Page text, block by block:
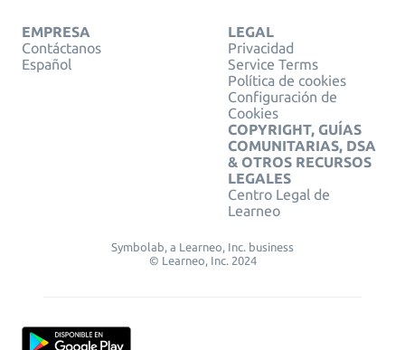
EMPRESA
Contáctanos
Español
LEGAL
Privacidad
Service Terms
Política de cookies
Configuración de
Cookies
COPYRIGHT, GUÍAS
COMUNITARIAS, DSA
& OTROS RECURSOS
LEGALES
Centro Legal de
Learneo
Symbolab, a Learneo, Inc. business
© Learneo, Inc. 2024